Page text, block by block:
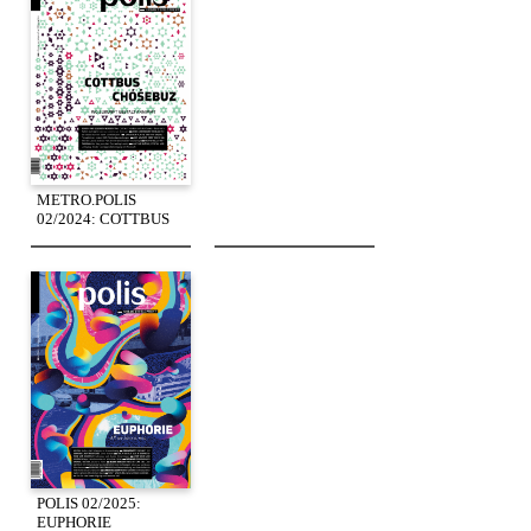
METRO.POLIS
02/2024: COTTBUS
POLIS 02/2025:
EUPHORIE